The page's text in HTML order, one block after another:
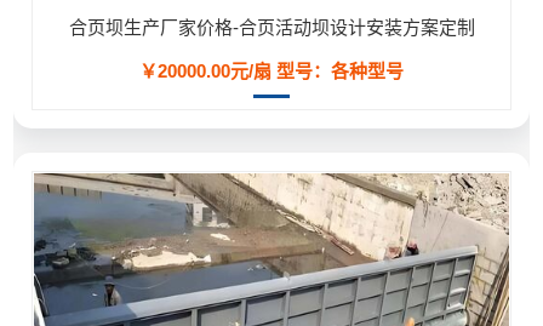
合页坝生产厂家价格-合页活动坝设计安装方案定制
￥20000.00元/扇 型号：各种型号